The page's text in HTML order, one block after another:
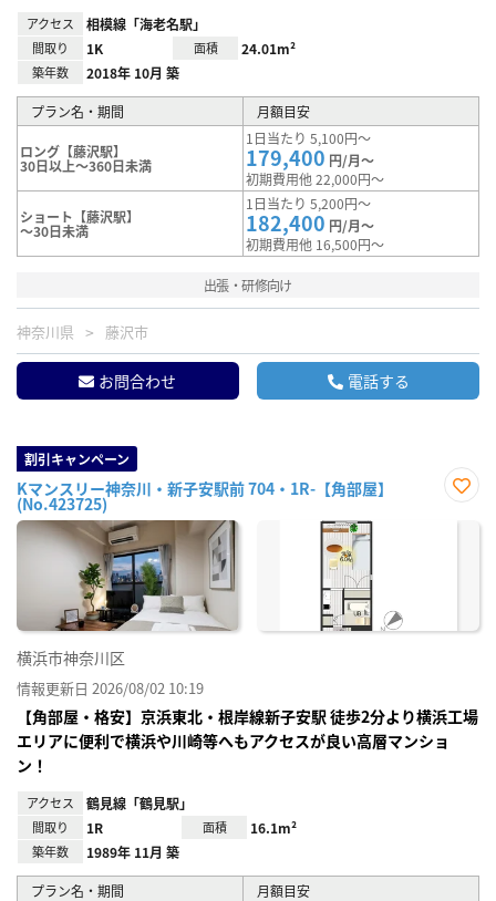
アクセス 相模線「海老名駅」
間取り 1K 面積 24.01m²
築年数 2018年 10月 築
プラン名・期間 月額目安
ロング【藤沢駅】
30日以上～360日未満
1日当たり 5,100円～
179,400 円/月～
初期費用他 22,000円～
ショート【藤沢駅】
～30日未満
1日当たり 5,200円～
182,400 円/月～
初期費用他 16,500円～
出張・研修向け
神奈川県 藤沢市
お問合わせ 電話する
割引キャンペーン
Kマンスリー神奈川・新子安駅前 704・1R-【角部屋】
(No.423725)
に入
横浜市神奈川区
情報更新日 2026/08/02 10:19
【角部屋・格安】京浜東北・根岸線新子安駅 徒歩2分より横浜工場
エリアに便利で横浜や川崎等へもアクセスが良い高層マンショ
ン！
アクセス 鶴見線「鶴見駅」
間取り 1R 面積 16.1m²
築年数 1989年 11月 築
プラン名・期間 月額目安